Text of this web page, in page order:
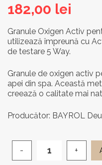
182,00 lei
Granule Oxigen Activ
utilizează împreună cu
de testare 5 Way.
Granule de oxigen activ
apei din spa. Această
creează o calitate mai
Producător: BAYROL
Cantitate